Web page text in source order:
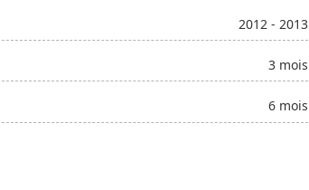
2012 - 2013
3 mois
6 mois